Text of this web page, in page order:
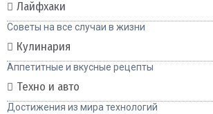
Лайфхаки
Советы на все случаи в жизни
Кулинария
Аппетитные и вкусные рецепты
Техно и авто
Достижения из мира технологий